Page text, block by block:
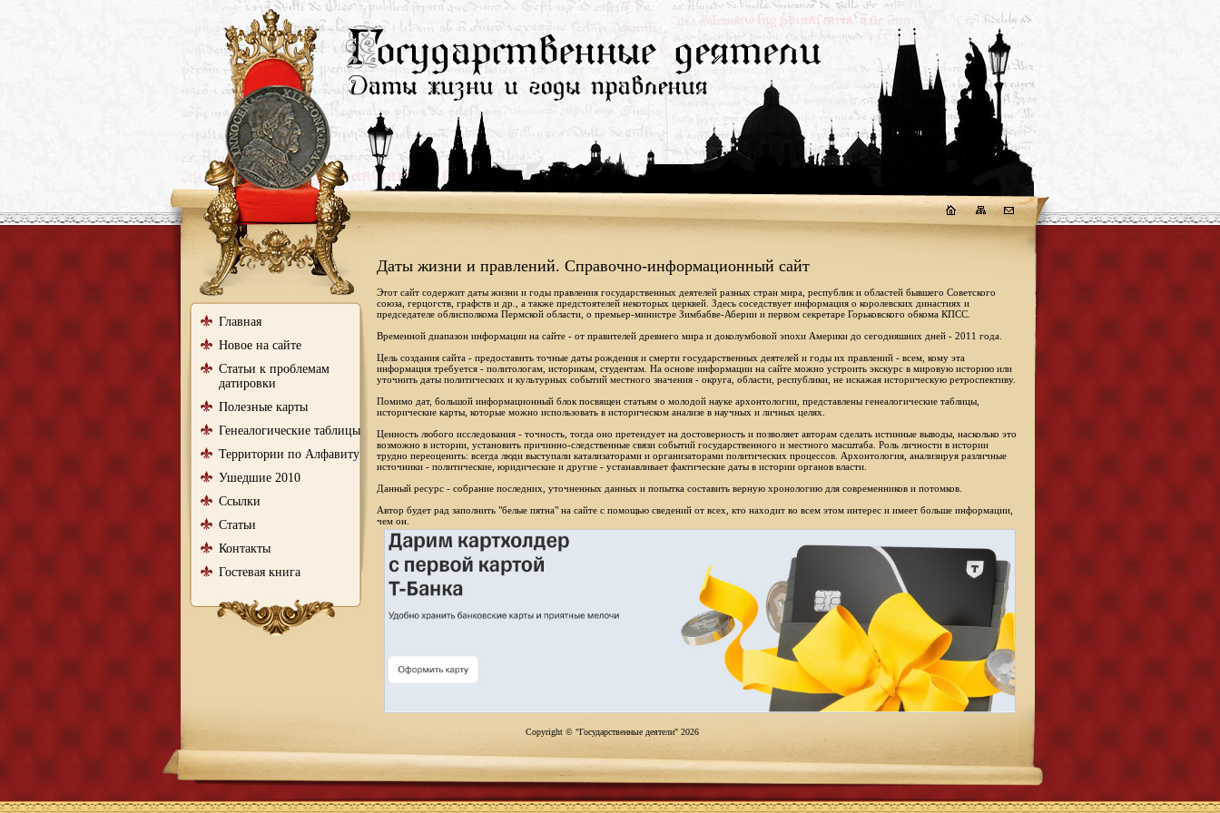
Главная
Новое на сайте
Статьи к проблемам
датировки
Полезные карты
Генеалогические таблицы
Территории по Алфавиту
Ушедшие 2010
Ссылки
Статьи
Контакты
Гостевая книга
Даты жизни и правлений. Справочно-информационный сайт
Этот сайт содержит даты жизни и годы правления государственных деятелей разных стран мира, республик и областей бывшего Советского
союза, герцогств, графств и др., а также предстоятелей некоторых церквей. Здесь соседствует информация о королевских династиях и
председателе облисполкома Пермской области, о премьер-министре Зимбабве-Аберии и первом секретаре Горьковского обкома КПСС.
Временной диапазон информации на сайте - от правителей древнего мира и доколумбовой эпохи Америки до сегодняшних дней - 2011 года.
Цель создания сайта - предоставить точные даты рождения и смерти государственных деятелей и годы их правлений - всем, кому эта
информация требуется - политологам, историкам, студентам. На основе информации на сайте можно устроить экскурс в мировую историю или
уточнить даты политических и культурных событий местного значения - округа, области, республики, не искажая историческую ретроспективу.
Помимо дат, большой информационный блок посвящен статьям о молодой науке архонтологии, представлены генеалогические таблицы,
исторические карты, которые можно использовать в историческом анализе в научных и личных целях.
Ценность любого исследования - точность, тогда оно претендует на достоверность и позволяет авторам сделать истинные выводы, насколько это
возможно в истории, установить причинно-следственные связи событий государственного и местного масштаба. Роль личности в истории
трудно переоценить: всегда люди выступали катализаторами и организаторами политических процессов. Архонтология, анализируя различные
источники - политические, юридические и другие - устанавливает фактические даты в истории органов власти.
Данный ресурс - собрание последних, уточненных данных и попытка составить верную хронологию для современников и потомков.
Автор будет рад заполнить "белые пятна" на сайте с помощью сведений от всех, кто находит во всем этом интерес и имеет больше информации,
чем он.
Copyright © "Государственные деятели" 2026